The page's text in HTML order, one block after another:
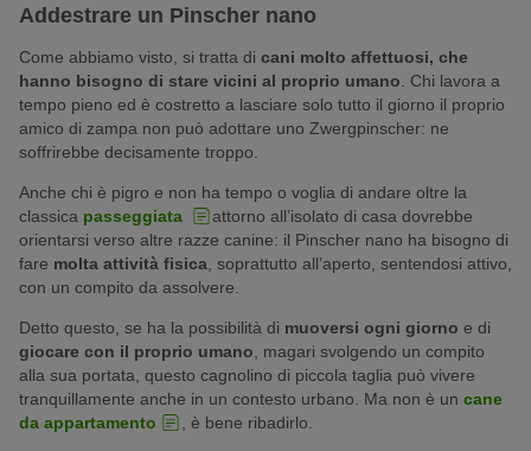
Addestrare un Pinscher nano
Come abbiamo visto, si tratta di cani molto affettuosi, che
hanno bisogno di stare vicini al proprio umano . Chi lavora a
tempo pieno ed è costretto a lasciare solo tutto il giorno il proprio
amico di zampa non può adottare uno Zwergpinscher: ne
soffrirebbe decisamente troppo.
Anche chi è pigro e non ha tempo o voglia di andare oltre la
classica passeggiata
attorno all’isolato di casa dovrebbe
orientarsi verso altre razze canine: il Pinscher nano ha bisogno di
fare molta attività fisica , soprattutto all’aperto, sentendosi attivo,
con un compito da assolvere.
Detto questo, se ha la possibilità di muoversi ogni giorno e di
giocare con il proprio umano , magari svolgendo un compito
alla sua portata, questo cagnolino di piccola taglia può vivere
tranquillamente anche in un contesto urbano. Ma non è un cane
da appartamento
, è bene ribadirlo.